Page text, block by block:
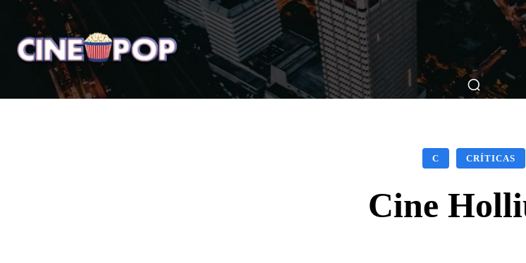
Home Notícias Críticas Breve Nos Cinemas Matérias
C CRÍTICAS
Cine